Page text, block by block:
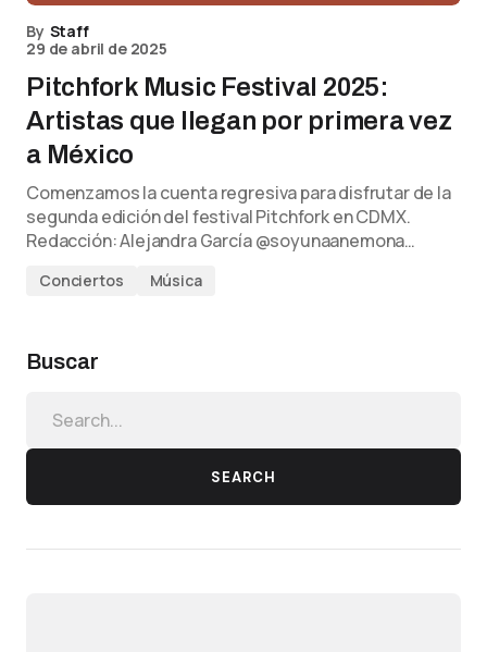
By Staff
29 de abril de 2025
Pitchfork Music Festival 2025:
Artistas que llegan por primera vez
a México
Comenzamos la cuenta regresiva para disfrutar de la
segunda edición del festival Pitchfork en CDMX.
Redacción: Alejandra García @soyunaanemona…
Conciertos Música
Buscar
SEARCH